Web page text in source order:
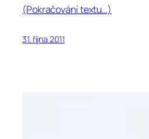
(Pokračování textu…)
31. října 2011